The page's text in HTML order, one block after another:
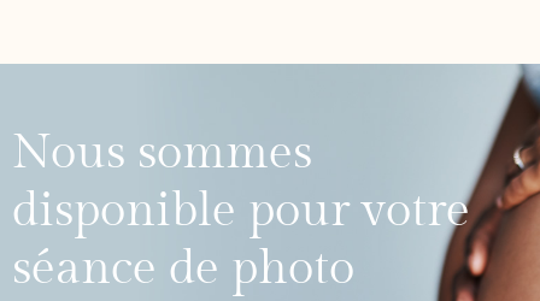
Nous sommes
disponible pour votre
séance de photo